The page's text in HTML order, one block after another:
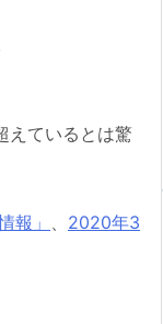
えているとは驚
報」
2020年3